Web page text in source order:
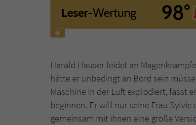
Leser-Wertung 98°
Harald Hauser leidet an
hätte er unbedingt an Bord sein
Maschine in der Luft explodiert, fasst
beginnen. Er will nur seine Frau
gemeinsam mit ihnen eine große